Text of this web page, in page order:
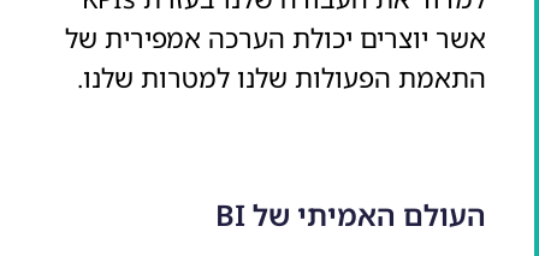
אשר יוצרים יכולת הערכה אמפירית של
התאמת הפעולות שלנו למטרות שלנו.
העולם האמיתי של BI